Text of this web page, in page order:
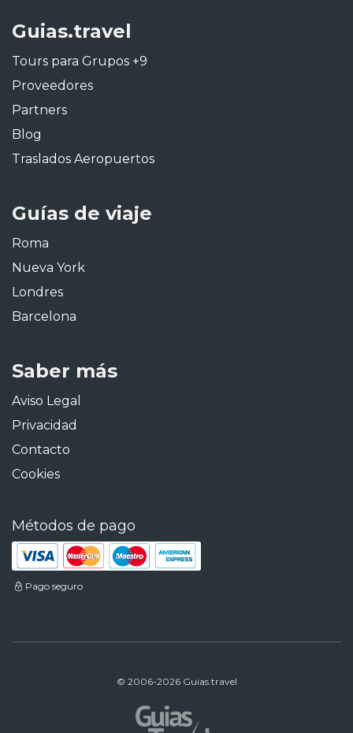
Guias.travel
Tours para Grupos +9
Proveedores
Partners
Blog
Traslados Aeropuertos
Guías de viaje
Roma
Nueva York
Londres
Barcelona
Saber más
Aviso Legal
Privacidad
Contacto
Cookies
Métodos de pago
Pago seguro
© 2006-2026 Guias.travel